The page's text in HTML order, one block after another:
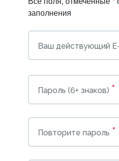
заполнения
Ваш действующий
Пароль (6+ знаков) *
Повторите пароль *